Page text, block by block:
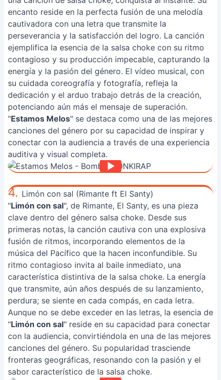
encanto reside en la perfecta fusión de una melodía
cautivadora con una letra que transmite la
perseverancia y la satisfacción del logro. La canción
ejemplifica la esencia de la salsa choke con su ritmo
contagioso y su producción impecable, capturando la
energía y la pasión del género. El vídeo musical, con
su cuidada coreografía y fotografía, refleja la
dedicación y el arduo trabajo detrás de la creación,
potenciando aún más el mensaje de superación.
"Estamos Melos" se destaca como una de las mejores
canciones del género por su capacidad de inspirar y
conectar con la audiencia a través de una experiencia
auditiva y visual completa.
4. Limón con sal (Rimante ft El Santy)
"Limón con sal", de Rimante, El Santy, es una pieza
clave dentro del género salsa choke. Desde sus
primeras notas, la canción cautiva con una explosiva
fusión de ritmos, incorporando elementos de la
música del Pacífico que la hacen inconfundible. Su
ritmo contagioso invita al baile inmediato, una
característica distintiva de la salsa choke. La energía
que transmite, aún años después de su lanzamiento,
perdura; se siente en cada compás, en cada letra.
Aunque no se debe exceder en las letras, la esencia de
"Limón con sal" reside en su capacidad para conectar
con la audiencia, convirtiéndola en una de las mejores
canciones del género. Su popularidad trasciende
fronteras geográficas, resonando con la pasión y el
sabor característico de la salsa choke.